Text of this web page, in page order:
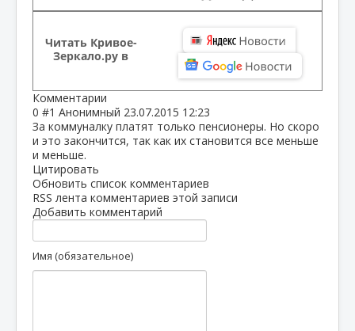
Читать Кривое-
Зеркало.ру в
Комментарии
0 #1 Анонимный 23.07.2015 12:23
За коммуналку платят только пенсионеры. Но скоро
и это закончится, так как их становится все меньше
и меньше.
Цитировать
Обновить список комментариев
RSS лента комментариев этой записи
Добавить комментарий
Имя (обязательное)